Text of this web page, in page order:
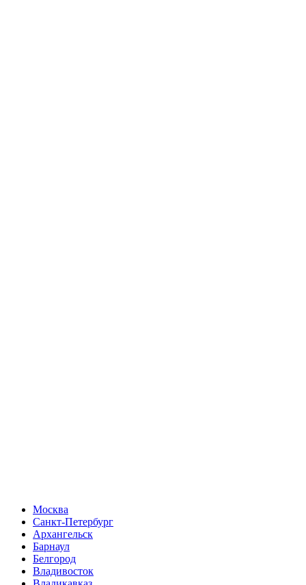
Москва
Санкт-Петербург
Архангельск
Барнаул
Белгород
Владивосток